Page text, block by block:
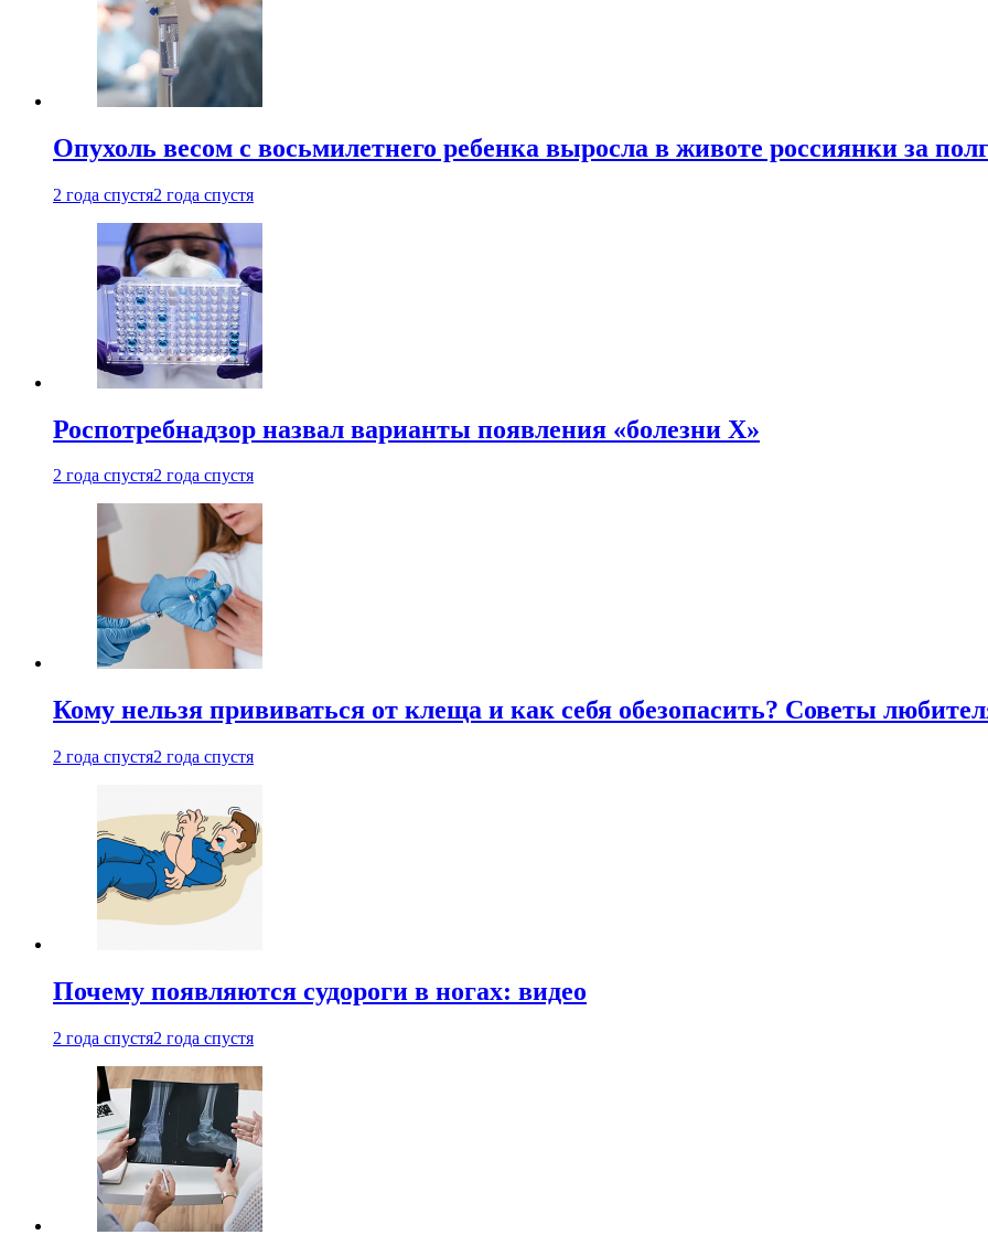
Опухоль весом с восьмилетнего ребенка выросла в животе россиянки за
2 года спустя2 года спустя
Роспотребнадзор назвал варианты появления «болезни Х»
2 года спустя2 года спустя
Кому нельзя прививаться от клеща и как себя обезопасить? Советы
2 года спустя2 года спустя
Почему появляются судороги в ногах: видео
2 года спустя2 года спустя